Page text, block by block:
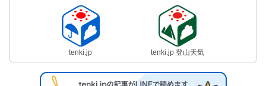
tenki.jp tenki.jp 登山天気